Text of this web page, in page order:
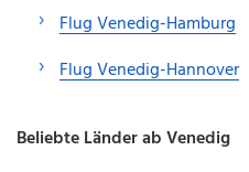
Flug Venedig-Hamburg
Flug Venedig-Hannover
Beliebte Länder ab Venedig